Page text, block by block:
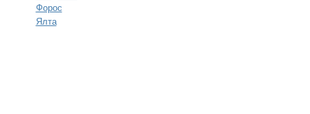
Форос
Ялта